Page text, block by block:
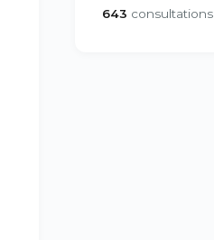
643 consultations